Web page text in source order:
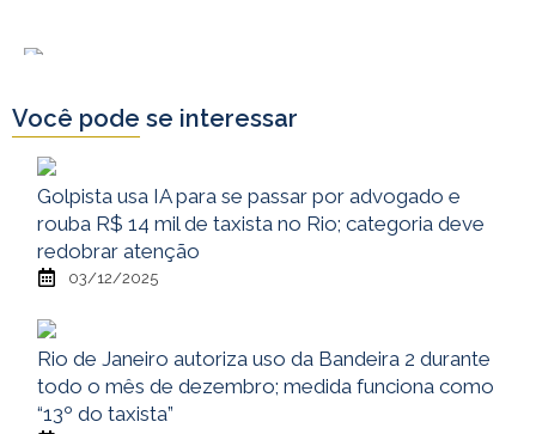
Você pode se interessar
Golpista usa IA para se passar por advogado e
rouba R$ 14 mil de taxista no Rio; categoria deve
redobrar atenção
03/12/2025
Rio de Janeiro autoriza uso da Bandeira 2 durante
todo o mês de dezembro; medida funciona como
“13º do taxista”